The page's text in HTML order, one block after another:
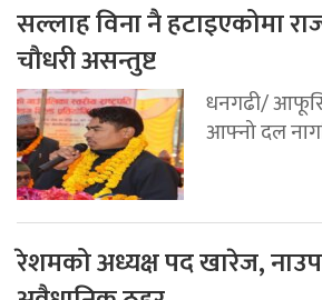
सल्लाह विना नै हटाइएकोमा
चौधरी असन्तुष्ट
धनगढी/
आफ्नो दल
रेशमको अध्यक्ष पद खारेज,